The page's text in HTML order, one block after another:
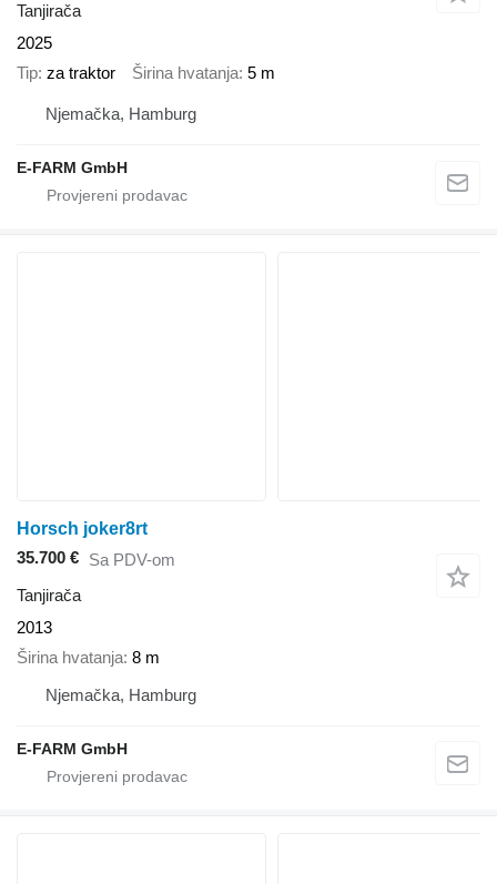
Tanjirača
2025
Tip za traktor Širina hvatanja 5 m
Njemačka, Hamburg
E-FARM GmbH
Horsch joker8rt
35.700 € Sa PDV-om
Tanjirača
2013
Širina hvatanja 8 m
Njemačka, Hamburg
E-FARM GmbH